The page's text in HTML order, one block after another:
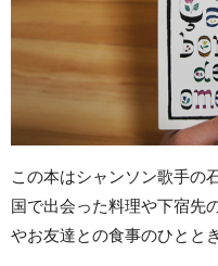
この本はシャンソン歌手の
国で出会った料理や下宿先
やお友達との食事のひとと